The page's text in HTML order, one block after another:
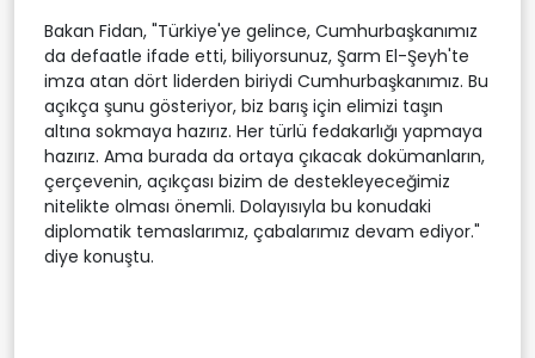
Bakan Fidan, "Türkiye'ye gelince, Cumhurbaşkanımız
da defaatle ifade etti, biliyorsunuz, Şarm El-Şeyh'te
imza atan dört liderden biriydi Cumhurbaşkanımız. Bu
açıkça şunu gösteriyor, biz barış için elimizi taşın
altına sokmaya hazırız. Her türlü fedakarlığı yapmaya
hazırız. Ama burada da ortaya çıkacak dokümanların,
çerçevenin, açıkçası bizim de destekleyeceğimiz
nitelikte olması önemli. Dolayısıyla bu konudaki
diplomatik temaslarımız, çabalarımız devam ediyor."
diye konuştu.